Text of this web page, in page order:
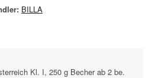
BILLA
Kl. I, 250 g Becher ab 2 be.